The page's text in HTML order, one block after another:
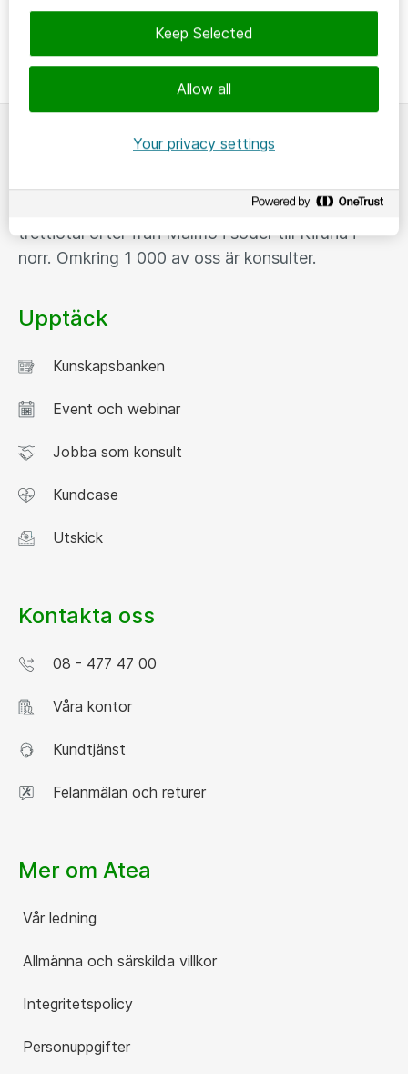
I Sverige är vi ca 2 700 medarbetare på ett
trettiotal orter från Malmö i söder till Kiruna i
norr. Omkring 1 000 av oss är konsulter.
Upptäck
Kunskapsbanken
Event och webinar
Jobba som konsult
Kundcase
Utskick
Kontakta oss
08 - 477 47 00
Våra kontor
Kundtjänst
Felanmälan och returer
Mer om Atea
Vår ledning
Allmänna och särskilda villkor
Integritetspolicy
Personuppgifter
Allow all
Keep Selected
Your privacy settings